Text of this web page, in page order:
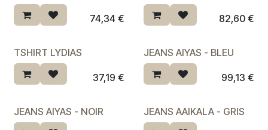
74,34 € 82,60€
TSHIRT LYDIAS
37,19 €
JEANS AIYAS - BLEU
99,13 €
JEANS AIYAS - NOIR JEANS AAIKALA - GRIS